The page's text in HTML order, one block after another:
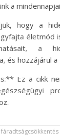
a
hogy a
életmód
a
és hozzájárul
Ez a cikk
fáradtságcsökkentés